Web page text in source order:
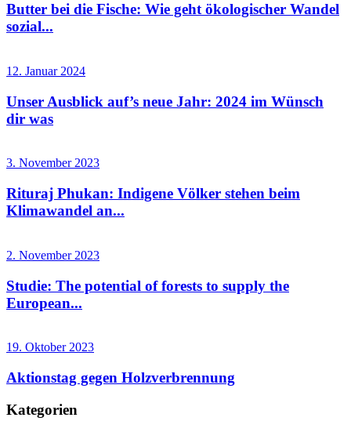
Butter bei die Fische: Wie geht ökologischer Wandel
sozial...
12. Januar 2024
Unser Ausblick auf’s neue Jahr: 2024 im Wünsch
dir was
3. November 2023
Rituraj Phukan: Indigene Völker stehen beim
Klimawandel an...
2. November 2023
Studie: The potential of forests to supply the
European...
19. Oktober 2023
Aktionstag gegen Holzverbrennung
Kategorien